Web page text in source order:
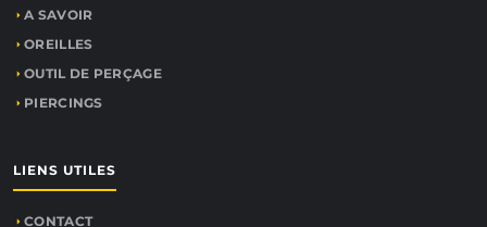
A SAVOIR
OREILLES
OUTIL DE PERÇAGE
PIERCINGS
LIENS UTILES
CONTACT